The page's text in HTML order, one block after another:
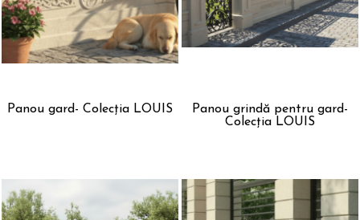
Panou gard- Colecția LOUIS
Panou grindă pentru gard-
Colecția LOUIS